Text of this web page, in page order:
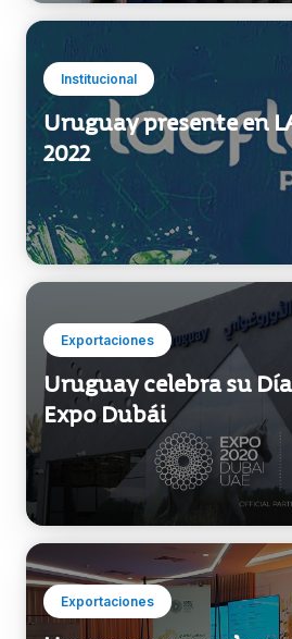
Institucional
Uruguay presente en
2022
Exportaciones
Uruguay celebra su
Expo Dubái
Exportaciones
Uruguay preparado
producción de